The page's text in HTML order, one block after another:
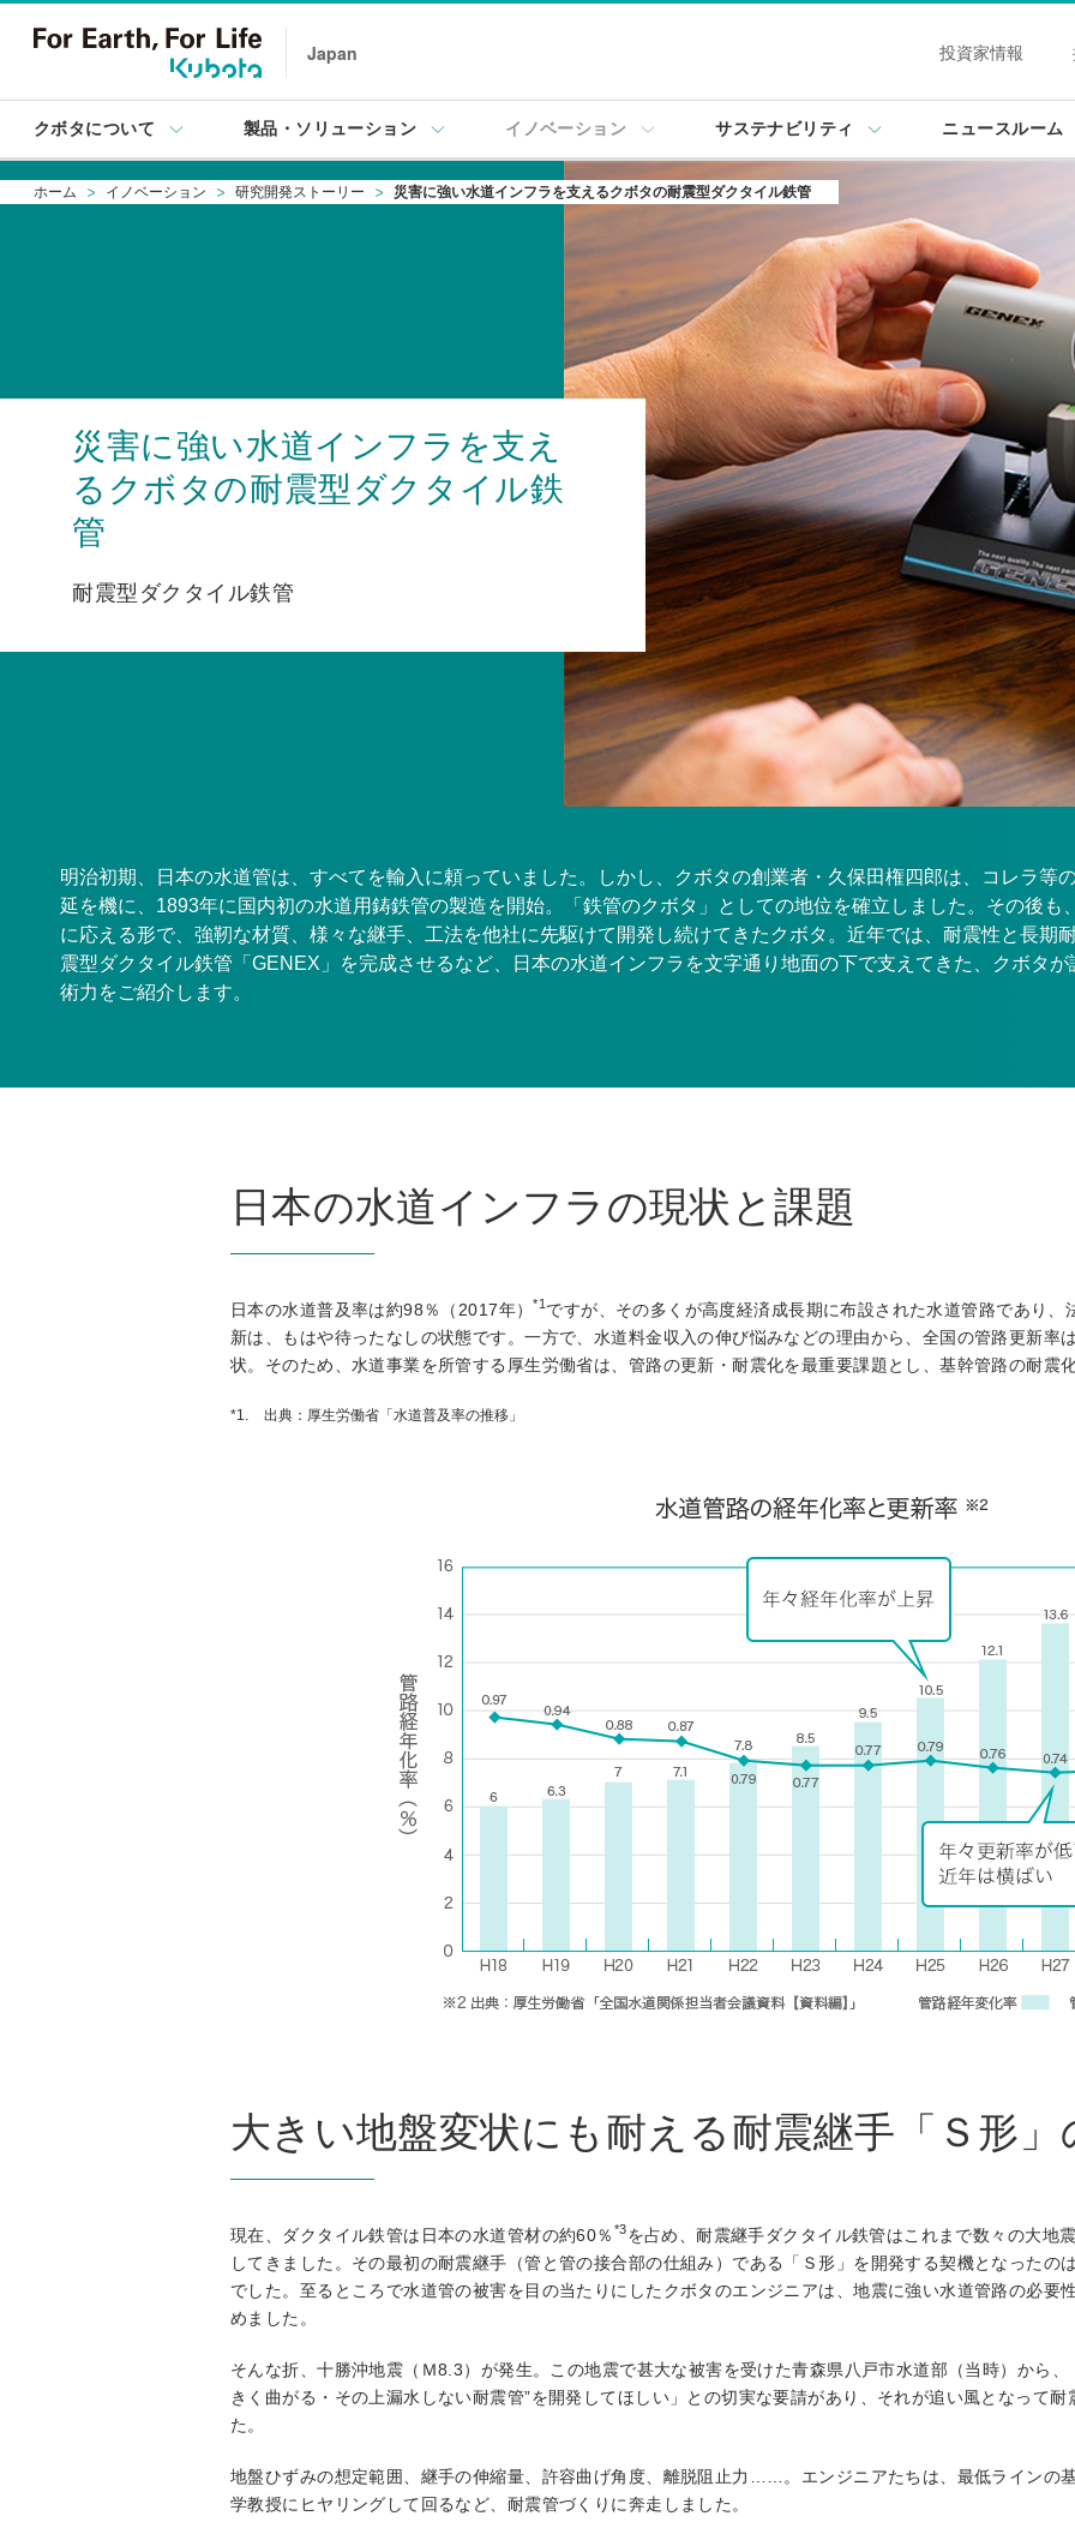
Japan 投資家情報
クボタについて 製品・ソリューション イノベーション サステナビリティ ニュースルーム
ホーム イノベーション 研究開発ストーリー 災害に強い水道インフラを支えるクボタの耐震型ダクタイル鉄管
災害に強い水道インフラを支え
る クボタの耐震型ダクタイル鉄
管
耐震型ダクタイル鉄管
明治初期、日本の水道管は、すべてを輸入に頼っていました。しかし、クボタの創業者・久保田権四郎は、コレラ等
延を機に、1893年に国内初の水道用鋳鉄管の製造を開始。「鉄管のクボタ」としての地位を確立しました。その後も
に応える形で、強靭な材質、様々な継手、工法を他社に先駆けて開発し続けてきたクボタ。近年では、耐震性と長期
震型ダクタイル鉄管「GENEX」を完成させるなど、日本の水道インフラを文字通り地面の下で支えてきた、クボタ
術力をご紹介します。
日本の水道インフラの現状と課題
日本の水道普及率は約98％（2017年）*1 ですが、その多くが高度経済成長期に布設された水道管路であり
新は、もはや待ったなしの状態です。一方で、水道料金収入の伸び悩みなどの理由から、全国の管路更新率
状。そのため、水道事業を所管する厚生労働省は、管路の更新・耐震化を最重要課題とし、基幹管路の耐震
*1. 出典：厚生労働省「水道普及率の推移」
大きい地盤変状にも耐える耐震継手「Ｓ形」
現在、ダクタイル鉄管は日本の水道管材の約60％ *3を占め、耐震継手ダクタイル鉄管はこれまで数々の大地
してきました。その最初の耐震継手（管と管の接合部の仕組み）である「Ｓ形」を開発する契機となったの
でした。至るところで水道管の被害を目の当たりにしたクボタのエンジニアは、地震に強い水道管路の必要
めました。
そんな折、十勝沖地震（Ｍ8.3）が発生。この地震で甚大な被害を受けた青森県八戸市水道部（当時）から
きく曲がる・その上漏水しない耐震管”を開発してほしい」との切実な要請があり、それが追い風となって
た。
地盤ひずみの想定範囲、継手の伸縮量、許容曲げ角度、離脱阻止力……。エンジニアたちは、最低ラインの
学教授にヒヤリングして回るなど、耐震管づくりに奔走しました。